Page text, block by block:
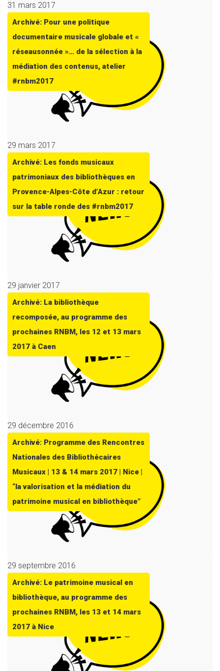
31 mars 2017
Archivé: Pour une politique
documentaire musicale globale et «
réseausonnée »… de la sélection à la
médiation des contenus, atelier
#rnbm2017
29 mars 2017
Archivé: Les fonds musicaux
patrimoniaux des bibliothèques en
Provence-Alpes-Côte d’Azur : retour
sur la table ronde des #rnbm2017
29 janvier 2017
Archivé: La bibliothèque
recomposée, au programme des
prochaines RNBM, les 12 et 13 mars
2017 à Caen
29 décembre 2016
Archivé: Programme des Rencontres
Nationales des Bibliothécaires
Musicaux | 13 & 14 mars 2017 | Nice |
“la valorisation et la médiation du
patrimoine musical en bibliothèque”
29 septembre 2016
Archivé: Le patrimoine musical en
bibliothèque, au programme des
prochaines RNBM, les 13 et 14 mars
2017 à Nice